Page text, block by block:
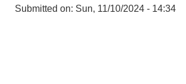
Submitted on: Sun, 11/10/2024 - 14:34